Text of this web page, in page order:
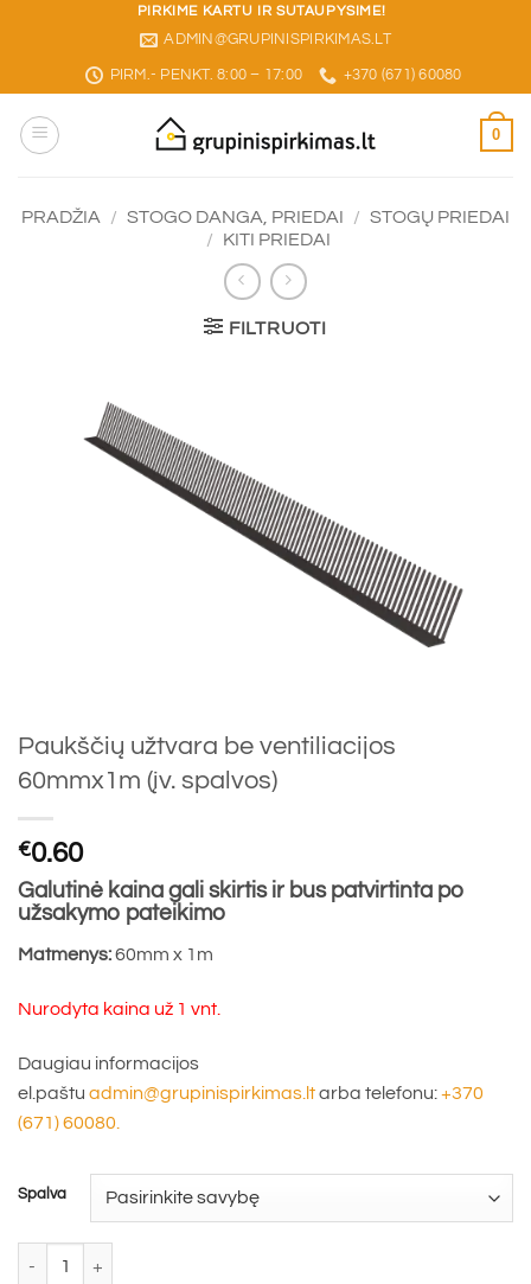
PIRKIME KARTU IR SUTAUPYSIME!
ADMIN@GRUPINISPIRKIMAS.LT
PIRM.- PENKT. 8:00 – 17:00 +370 (671) 60080
0
PRADŽIA / STOGO DANGA, PRIEDAI / STOGŲ PRIEDAI
/
KITI PRIEDAI
FILTRUOTI
Paukščių užtvara be ventiliacijos
60mmx1m (įv. spalvos)
€0.60
Galutinė kaina gali skirtis ir bus patvirtinta po
užsakymo pateikimo
Matmenys:60mm x 1m
Nurodyta kaina už 1 vnt.
Daugiau informacijos
el.paštu admin@grupinispirkimas.ltarba telefonu:+370
(671) 60080.
Spalva